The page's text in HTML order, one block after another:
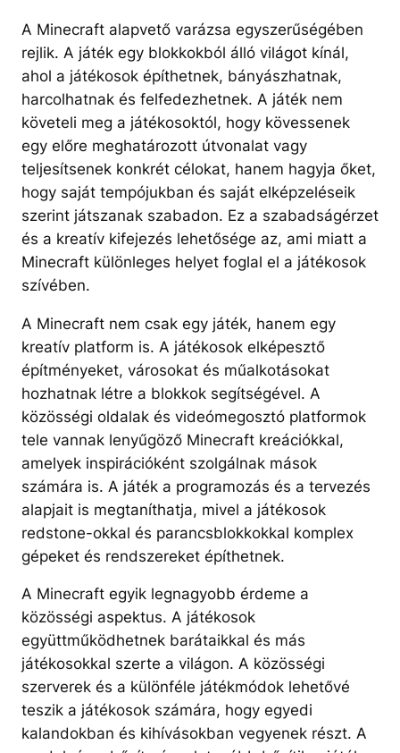
A Minecraft alapvető varázsa egyszerűségében
rejlik. A játék egy blokkokból álló világot kínál,
ahol a játékosok építhetnek, bányászhatnak,
harcolhatnak és felfedezhetnek. A játék nem
követeli meg a játékosoktól, hogy kövessenek
egy előre meghatározott útvonalat vagy
teljesítsenek konkrét célokat, hanem hagyja őket,
hogy saját tempójukban és saját elképzeléseik
szerint játszanak szabadon. Ez a szabadságérzet
és a kreatív kifejezés lehetősége az, ami miatt a
Minecraft különleges helyet foglal el a játékosok
szívében.
A Minecraft nem csak egy játék, hanem egy
kreatív platform is. A játékosok elképesztő
építményeket, városokat és műalkotásokat
hozhatnak létre a blokkok segítségével. A
közösségi oldalak és videómegosztó platformok
tele vannak lenyűgöző Minecraft kreációkkal,
amelyek inspirációként szolgálnak mások
számára is. A játék a programozás és a tervezés
alapjait is megtaníthatja, mivel a játékosok
redstone-okkal és parancsblokkokkal komplex
gépeket és rendszereket építhetnek.
A Minecraft egyik legnagyobb érdeme a
közösségi aspektus. A játékosok
együttműködhetnek barátaikkal és más
játékosokkal szerte a világon. A közösségi
szerverek és a különféle játékmódok lehetővé
teszik a játékosok számára, hogy egyedi
kalandokban és kihívásokban vegyenek részt. A